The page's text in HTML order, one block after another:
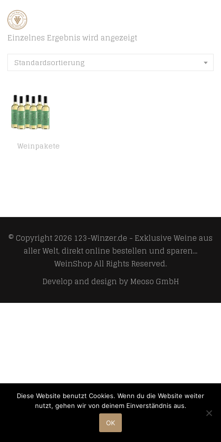
Einzelnes Ergebnis wird angezeigt
Standardsortierung
Weinpakete
© Copyright 2026 123-Winzer.de - Exklusive Weine aus
aller Welt, direkt online bestellen und sparen...
WeinShopAll Rights Reserved.
Develop and design byMeoso GmbH
Diese Website benutzt Cookies. Wenn du die Website weiter
nutzt, gehen wir von deinem Einverständnis aus.
OK